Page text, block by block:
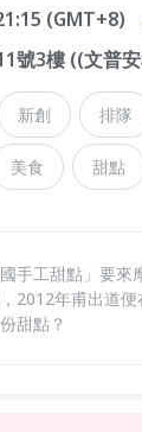
(GMT+8)
號3樓 ((文普
新創 排隊
美食 甜點
手工甜點」要
2012年甫出道
甜點？